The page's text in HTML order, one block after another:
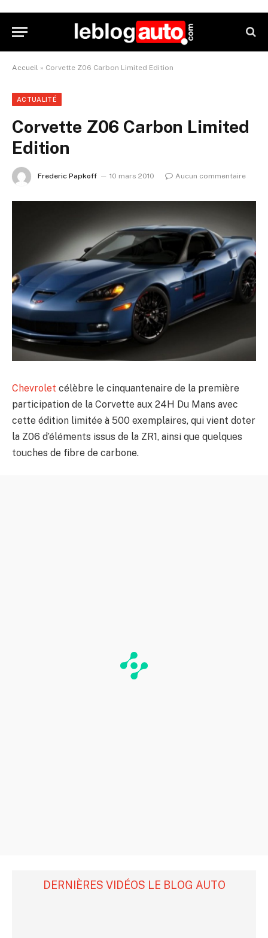
Accueil » Corvette Z06 Carbon Limited Edition
ACTUALITÉ
Corvette Z06 Carbon Limited
Edition
Frederic Papkoff 10 mars 2010 Aucun commentaire
Chevrolet célèbre le cinquantenaire de la première
participation de la Corvette aux 24H Du Mans avec
cette édition limitée à 500 exemplaires, qui vient doter
la Z06 d’éléments issus de la ZR1, ainsi que quelques
touches de fibre de carbone.
DERNIÈRES VIDÉOS LE BLOG AUTO